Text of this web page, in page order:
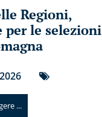
Regioni,
per le selezioni
2026
...